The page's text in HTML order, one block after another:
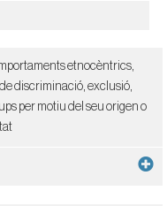
etnocèntrics,
discriminació, exclusió,
per motiu del seu origen o